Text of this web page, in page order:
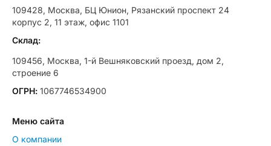
109428, Москва, БЦ Юнион, Рязанский проспект 24
корпус 2, 11 этаж, офис 1101
Склад:
109456, Москва, 1-й Вешняковский проезд, дом 2,
строение 6
ОГРН: 1067746534900
Меню сайта
О компании